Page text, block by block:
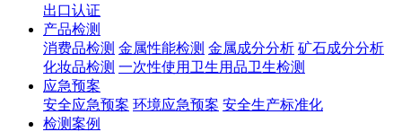
出口认证
产品检测
消费品检测 金属性能检测 金属成分分析 矿石成分分析
化妆品检测 一次性使用卫生用品卫生检测
应急预案
安全应急预案 环境应急预案 安全生产标准化
检测案例